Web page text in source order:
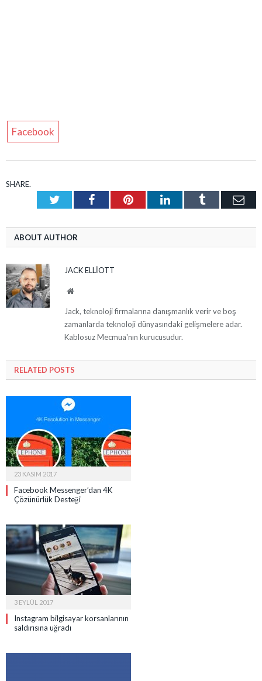
Facebook
SHARE.
TwitterFacebookPinterestLinkedInTumblr
ABOUT AUTHOR
JACK ELLIOTT
Website
Jack, teknoloji firmalarına danışmanlık verir ve boş
zamanlarda teknoloji dünyasındaki gelişmelere adar.
Kablosuz Mecmua'nın kurucusudur.
RELATED POSTS
23 KASIM 2017
Facebook Messenger’dan 4K
Çözünürlük Desteği
3 EYLÜL 2017
Instagram bilgisayar korsanlarının
saldırısına uğradı